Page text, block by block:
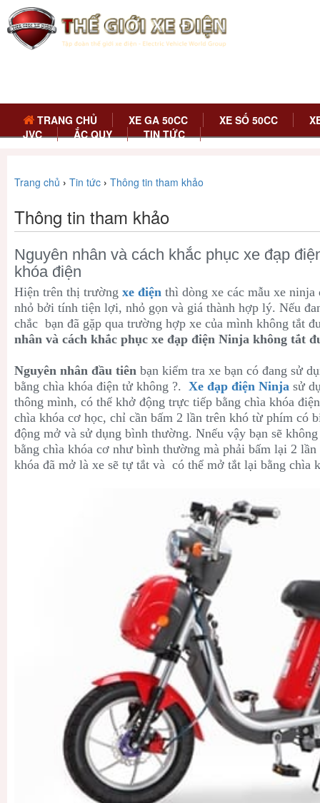
TRANG CHỦ XE GA 50CC XE SỐ 50CC
JVC
ẮC QUY TIN TỨC
Trang chủ › Tin tức › Thông tin tham khảo
Thông tin tham khảo
Nguyên nhân và cách khắc phục xe đạp
khóa điện
Hiện trên thị trường xe điện thì dòng xe các mẫu xe
nhỏ bởi tính tiện lợi, nhỏ gọn và giá thành hợp lý. Nếu
chắc bạn đã gặp qua trường hợp xe của mình không tắt
nhân và cách khắc phục xe đạp điện Ninja không tắt
Nguyên nhân đầu tiên bạn kiểm tra xe bạn có đang sử
bằng chìa khóa điện tử không ?. Xe đạp điện Ninja sử
thông mình, có thể khở động trực tiếp bằng chìa khóa
chìa khóa cơ học, chỉ cần bấm 2 lần trên khó từ phím có
động mở và sử dụng bình thường. Nnếu vậy bạn sẽ
bằng chìa khóa cơ như bình thường mà phải bấm lại 2
khóa đã mở là xe sẽ tự tắt và có thể mở tắt lại bằng chìa